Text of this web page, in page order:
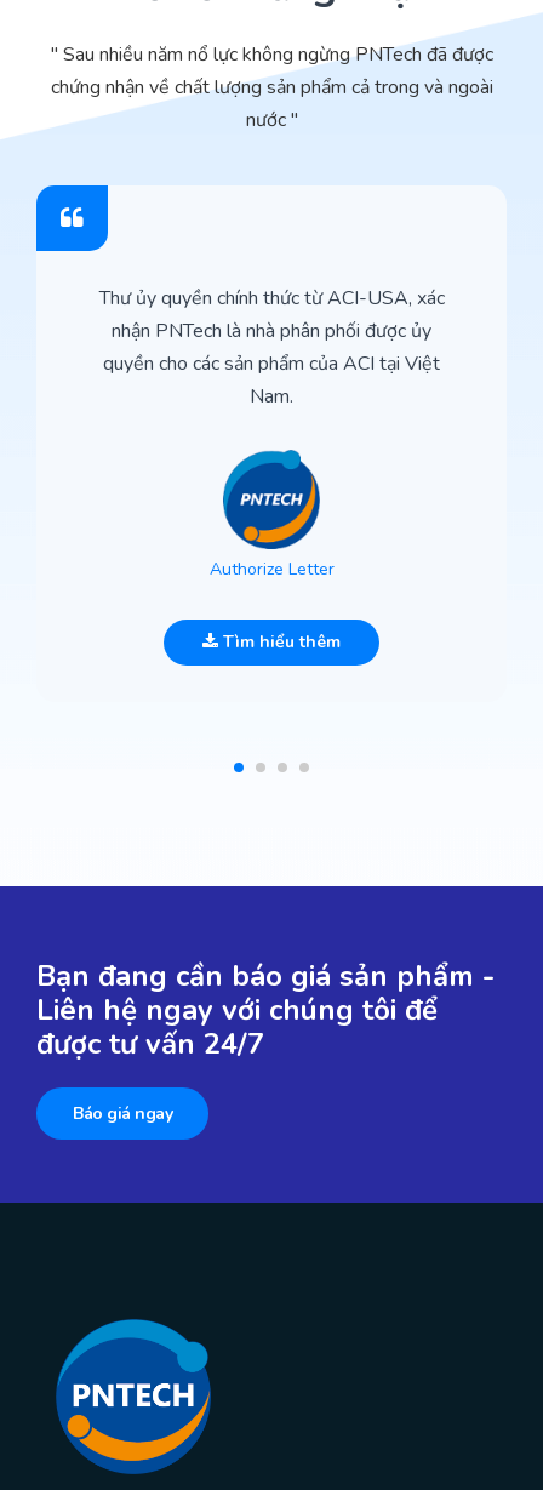
" Sau nhiều năm nổ lực không ngừng PNTech đã được
chứng nhận về chất lượng sản phẩm cả trong và ngoài
nước "
Thư ủy quyền chính thức từ ACI-USA, xác
nhận PNTech là nhà phân phối được ủy
quyền cho các sản phẩm của ACI tại Việt
Nam.
Authorize Letter
Tìm hiểu thêm
Bạn đang cần báo giá sản phẩm -
Liên hệ ngay với chúng tôi để
được tư vấn 24/7
Báo giá ngay